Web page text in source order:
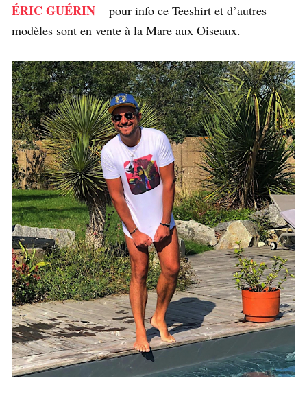
ÉRIC GUÉRIN – pour info ce Teeshirt et d’autres
modèles sont en vente à la Mare aux Oiseaux.